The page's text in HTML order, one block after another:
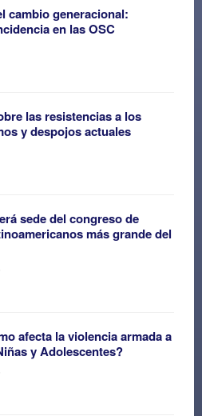
cambio generacional:
en las OSC
las resistencias a los
y despojos actuales
sede del congreso de
más grande del
afecta la violencia armada a
y Adolescentes?